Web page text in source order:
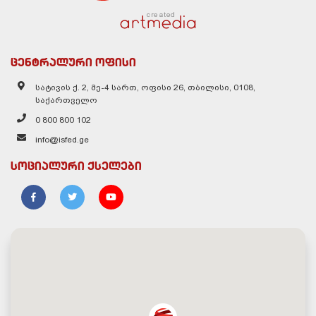
created
ცენტრალური ოფისი
სატივის ქ. 2, მე-4 სართ, ოფისი 26, თბილისი, 0108,
საქართველო
0 800 800 102
info@isfed.ge
სოციალური ქსელები